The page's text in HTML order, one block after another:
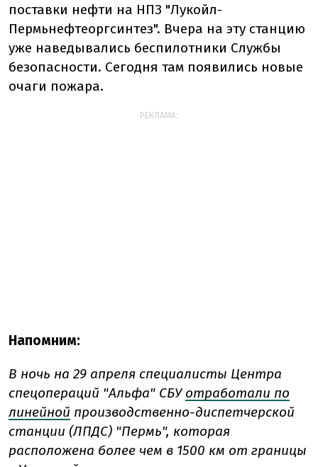
поставки нефти на НПЗ "Лукойл-
Пермьнефтеоргсинтез". Вчера на эту станцию
уже наведывались беспилотники Службы
безопасности. Сегодня там появились новые
очаги пожара.
РЕКЛАМА:
Напомним:
В ночь на 29 апреля специалисты Центра
спецопераций "Альфа" СБУотработали по
линейной производственно-диспетчерской
станции (ЛПДС) "Пермь", которая
расположена более чем в 1500 км от границы